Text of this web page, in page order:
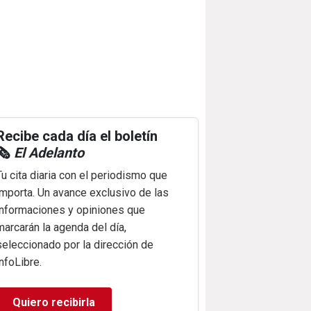
cada día el boletín
El Adelanto
cita diaria con el periodismo que
Un avance exclusivo de las
y opiniones que
la agenda del día,
por la dirección de
Quiero recibirla